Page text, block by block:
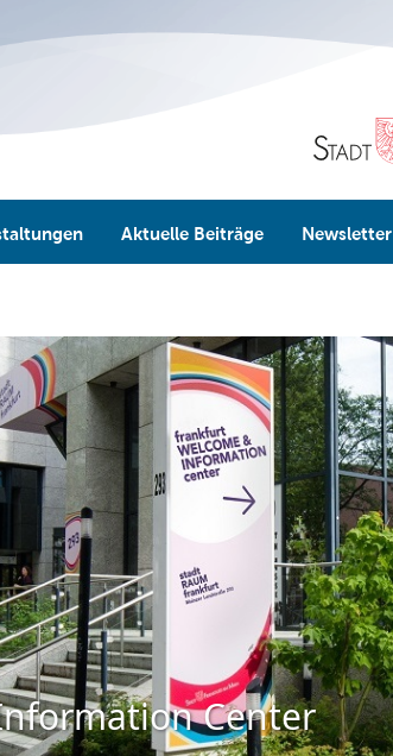
Aktuelle Beiträge Newsletter
Center